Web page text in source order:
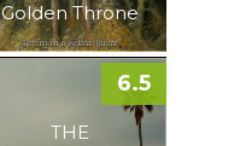
Golden Throne
THE
6.5